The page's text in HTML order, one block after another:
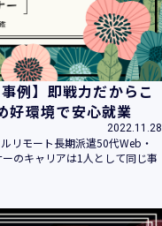
います。）が取得する
情報をいいます。
、ニックネーム、IPア
例】即戦力だからこ
好環境で安心就業
2022.11.28
リモート長期派遣50代Web・
のキャリアは1人として同じ事